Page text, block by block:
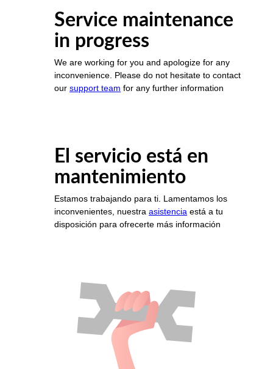
Service maintenance
in progress
We are working for you and apologize for any
inconvenience. Please do not hesitate to contact
our support team for any further information
El servicio está en
mantenimiento
Estamos trabajando para ti. Lamentamos los
inconvenientes, nuestra asistencia está a tu
disposición para ofrecerte más información